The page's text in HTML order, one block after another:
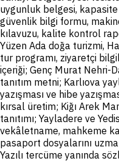
uygunluk belgesi,
güvenlik bilgi formu,
kılavuzu, kalite kontrol
Yüzen Ada doğa turizmi,
tur programı, ziyaretçi
içeriği; Genç Murat Nehri-
tanıtım metni; Karlıova
yazışması ve hibe
kırsal üretim; Kiğı Arek
tanıtımı; Yayladere ve
vekâletname, mahkeme
pasaport dosyalarını
Yazılı tercüme yanında